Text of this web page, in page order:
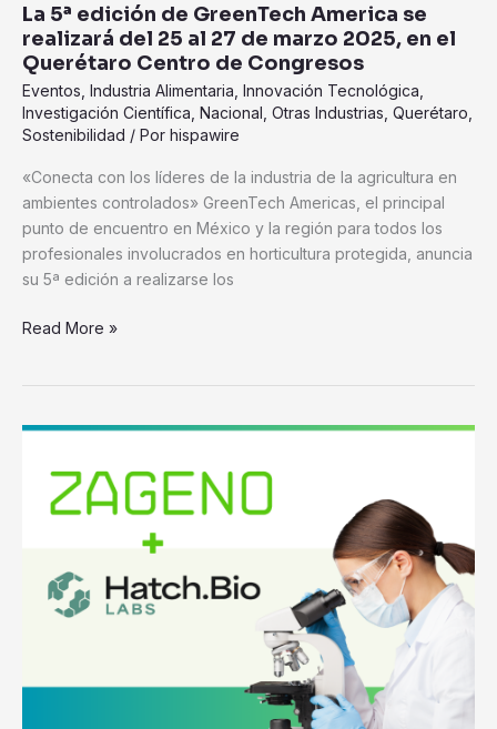
La 5ª edición de GreenTech America se
realizará del 25 al 27 de marzo 2025, en el
Querétaro Centro de Congresos
Eventos Industria Alimentaria Innovación Tecnológica
Investigación Científica Nacional Otras Industrias Querétaro
Sostenibilidad / Por hispawire
«Conecta con los líderes de la industria de la agricultura en
ambientes controlados» GreenTech Americas, el principal
punto de encuentro en México y la región para todos los
profesionales involucrados en horticultura protegida, anuncia
su 5ª edición a realizarse los
marzo
2025,
en
el
Querétaro
de
Congresos
Read More »
Se
ZAGENO
con
objetivo
las